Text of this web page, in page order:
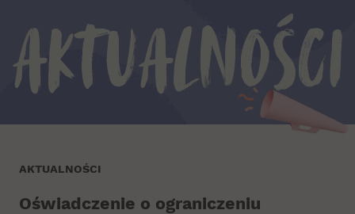
Aktualności
AKTUALNOŚCI
Oświadczenie o ograniczeniu